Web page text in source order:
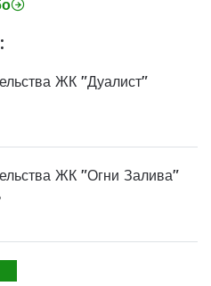
ЖК "Дуалист"
ЖК "Огни Залива"